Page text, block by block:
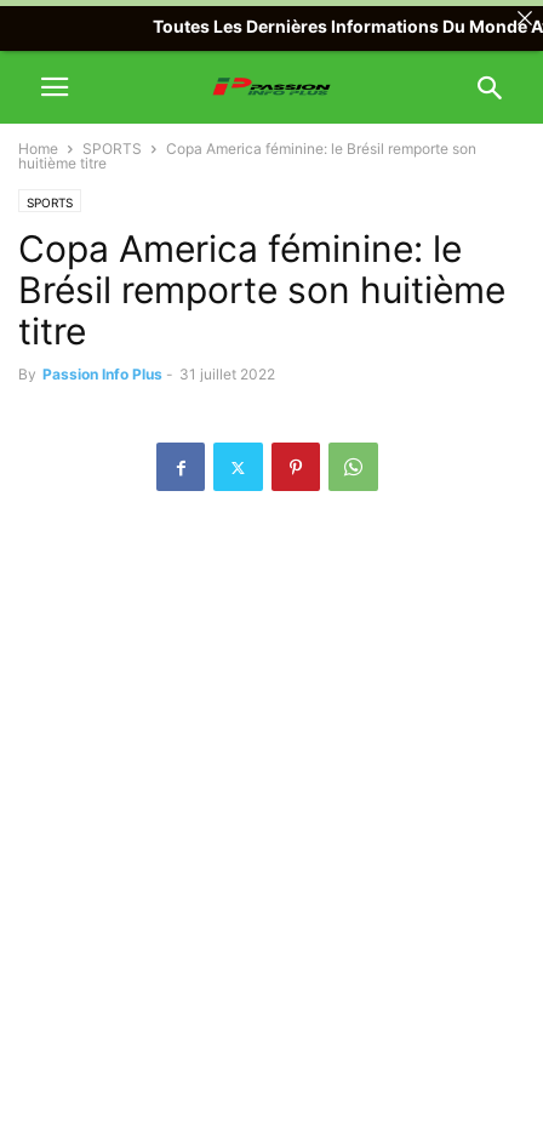
Home SPORTS
Copa America féminine: le Brésil remporte son
huitième titre
SPORTS
Copa America féminine: le
Brésil remporte son huitième
titre
By Passion Info Plus - 31 juillet 2022
Toutes Les Dernières Informations Du Monde